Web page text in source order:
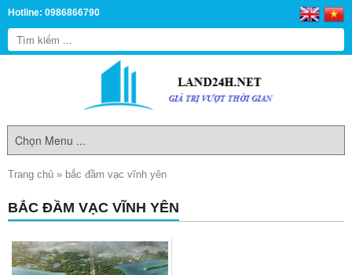
Hotline: 0986866790
Trang chủ » bắc đầm vạc vĩnh yên
BẮC ĐẦM VẠC VĨNH YÊN